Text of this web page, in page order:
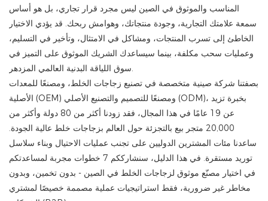
المناسب والموثوق في الصين ليس مجرد قرار تجاري، بل هو أساس
سمعة علامتك التجارية، وجودة منتجاتك، وهوامش ربحك. قد يؤدي الاختيار
الخاطئ إلى تسرب المنتجات، ومشاكل في الامتثال، وتأخير في التسليم،
وعمليات سحب مكلفة، بينما سيساعدك الشريك الموثوق على التميز في
سوق اللياقة البدنية العالمي المزدهر.
بصفتنا شركة صينية متخصصة في تصنيع زجاجات الخلط، ومصنعًا للمعدات
الأصلية (OEM) ومصنعًا للتصميم والتصنيع الأصلي (ODM)، بخبرة تزيد
عن 19 عامًا في هذا المجال، فقد زودنا أكثر من 80 دولة وأكثر من
20,000 متجر بيع بالتجزئة حول العالم بزجاجات خلط عالية الجودة.
ساعدنا مئات المشترين الدوليين على تجنب عمليات الاحتيال وبناء سلاسل
توريد مستقرة. في هذا الدليل، سنشارككم 7 خطوات مجربة لمساعدتكم
في اختيار مصنّع موثوق لزجاجات الخلط في الصين - بدون تخمين، وبدون
مخاطر غير ضرورية، فقط استراتيجيات عملية مصممة خصيصًا لمشتري